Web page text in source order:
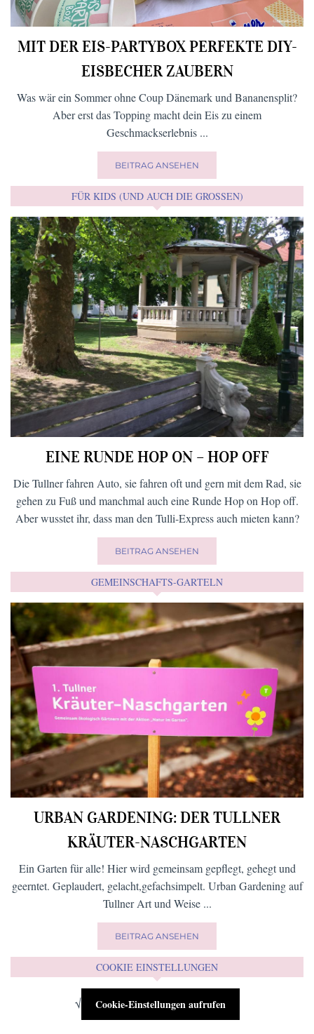
MIT DER EIS-PARTYBOX PERFEKTE DIY-
EISBECHER ZAUBERN
Was wär ein Sommer ohne Coup Dänemark und Bananensplit?
Aber erst das Topping macht dein Eis zu einem
Geschmackserlebnis ...
BEITRAG ANSEHEN
FÜR KIDS (UND AUCH DIE GROSSEN)
EINE RUNDE HOP ON – HOP OFF
Die Tullner fahren Auto, sie fahren oft und gern mit dem Rad, sie
gehen zu Fuß und manchmal auch eine Runde Hop on Hop off.
Aber wusstet ihr, dass man den Tulli-Express auch mieten kann?
BEITRAG ANSEHEN
GEMEINSCHAFTS-GARTELN
URBAN GARDENING: DER TULLNER
KRÄUTER-NASCHGARTEN
Ein Garten für alle! Hier wird gemeinsam gepflegt, gehegt und
geerntet. Geplaudert, gelacht,gefachsimpelt. Urban Gardening auf
Tullner Art und Weise ...
BEITRAG ANSEHEN
COOKIE EINSTELLUNGEN
√ Cookie-Einstellungen aufrufen